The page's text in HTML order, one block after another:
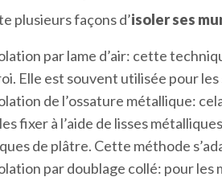
plusieurs façons d’isoler ses
par lame d’air: cette
Elle est souvent utilisée pour
de l’ossature métallique:
fixer à l’aide de lisses
de plâtre. Cette méthode
par doublage collé: pour